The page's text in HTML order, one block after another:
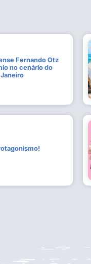
Fernando Otz
no cenário do